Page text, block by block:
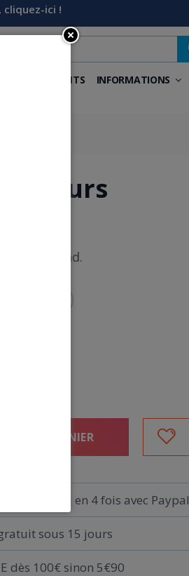
cliquez-ici !
AIDANTS INFORMATIONS
2. Col rond.
AU PANIER
ou en 4 fois avec Paypal
sous 15 jours
dès 100€ sinon 5€90